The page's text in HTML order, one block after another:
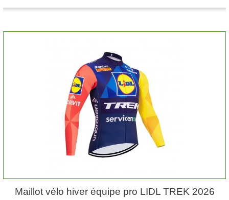
Maillot vélo hiver équipe pro LIDL TREK 2026